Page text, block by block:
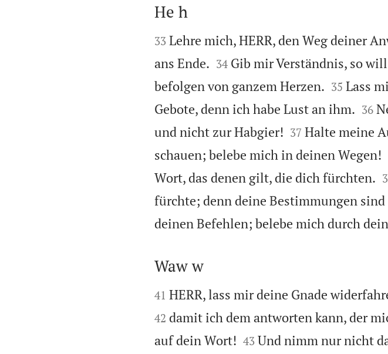

He h

33 Lehre mich, HERR, den Weg deiner
ans Ende.
34 Gib mir Verständnis, so
befolgen von ganzem Herzen.
35 Lass
Gebote, denn ich habe Lust an ihm.
36
und nicht zur Habgier!
37 Halte meine
schauen; belebe mich in deinen Wegen!
Wort, das denen gilt, die dich fürchten.
fürchte; denn deine Bestimmungen
deinen Befehlen; belebe mich durch

Waw w

41 HERR, lass mir deine Gnade
42 damit ich dem antworten kann, der
auf dein Wort!
43 Und nimm nur nicht